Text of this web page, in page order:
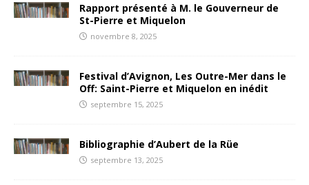
Rapport présenté à M. le Gouverneur de
St-Pierre et Miquelon
novembre 8, 2025
Festival d’Avignon, Les Outre-Mer dans le
Off: Saint-Pierre et Miquelon en inédit
septembre 15, 2025
Bibliographie d’Aubert de la Rüe
septembre 13, 2025